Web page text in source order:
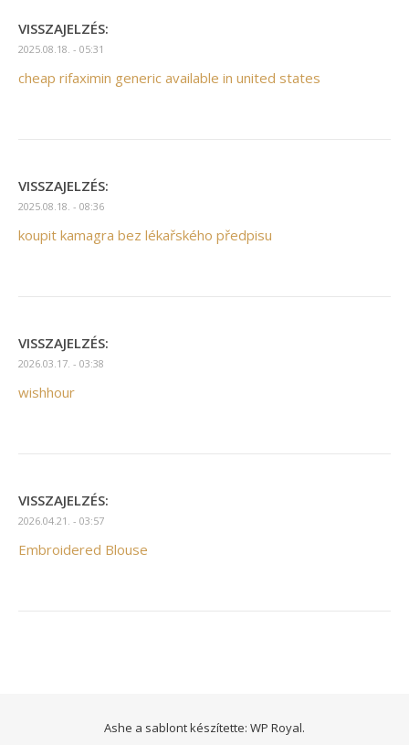
VISSZAJELZÉS:
2025.08.18. - 05:31
cheap rifaximin generic available in united states
VISSZAJELZÉS:
2025.08.18. - 08:36
koupit kamagra bez lékařského předpisu
VISSZAJELZÉS:
2026.03.17. - 03:38
wishhour
VISSZAJELZÉS:
2026.04.21. - 03:57
Embroidered Blouse
Ashe a sablont készítette: WP Royal.